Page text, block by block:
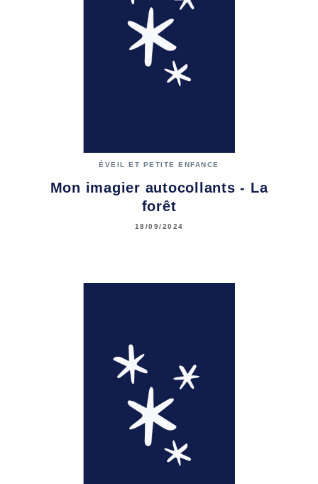
ÉVEIL ET PETITE ENFANCE
Mon imagier autocollants - La
forêt
18/09/2024